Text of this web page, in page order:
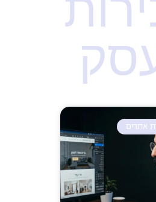
אתרים